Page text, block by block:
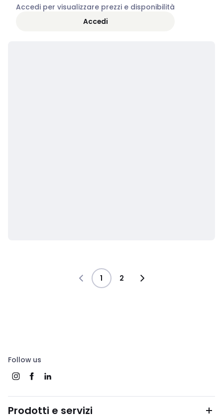
Accedi per visualizzare prezzi e disponibilità
Accedi
1 2
Follow us
Prodotti e servizi